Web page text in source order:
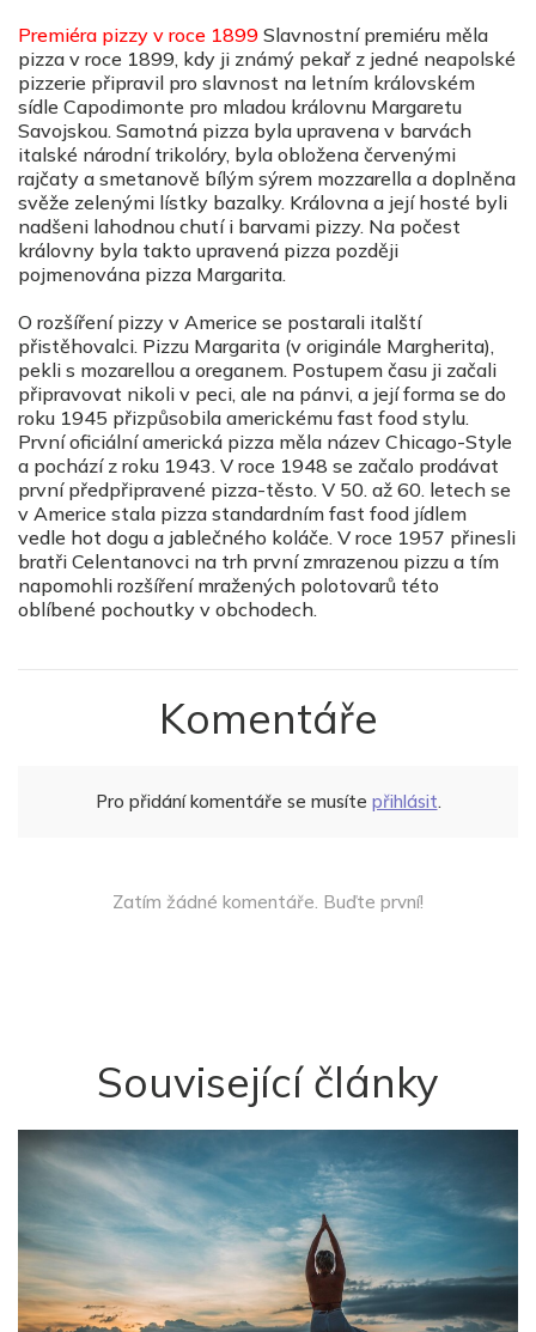
Premiéra pizzy v roce 1899 Slavnostní premiéru měla
pizza v roce 1899, kdy ji známý pekař z jedné neapolské
pizzerie připravil pro slavnost na letním královském
sídle Capodimonte pro mladou královnu Margaretu
Savojskou. Samotná pizza byla upravena v barvách
italské národní trikolóry, byla obložena červenými
rajčaty a smetanově bílým sýrem mozzarella a doplněna
svěže zelenými lístky bazalky. Královna a její hosté byli
nadšeni lahodnou chutí i barvami pizzy. Na počest
královny byla takto upravená pizza později
pojmenována pizza Margarita.
O rozšíření pizzy v Americe se postarali italští
přistěhovalci. Pizzu Margarita (v originále Margherita),
pekli s mozarellou a oreganem. Postupem času ji začali
připravovat nikoli v peci, ale na pánvi, a její forma se do
roku 1945 přizpůsobila americkému fast food stylu.
První oficiální americká pizza měla název Chicago-Style
a pochází z roku 1943. V roce 1948 se začalo prodávat
první předpřipravené pizza-těsto. V 50. až 60. letech se
v Americe stala pizza standardním fast food jídlem
vedle hot dogu a jablečného koláče. V roce 1957 přinesli
bratři Celentanovci na trh první zmrazenou pizzu a tím
napomohli rozšíření mražených polotovarů této
oblíbené pochoutky v obchodech.
Komentáře
Pro přidání komentáře se musíte přihlásit.
Zatím žádné komentáře. Buďte první!
Související články